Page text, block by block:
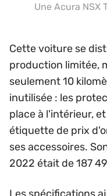
Une Acura NSX
Cette voiture se
production limitée,
seulement 10
inutilisée : les
place à l'intérieur,
étiquette de prix
ses accessoires.
2022 était de 187